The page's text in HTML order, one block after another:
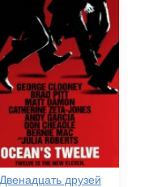
Двенадцать друзей